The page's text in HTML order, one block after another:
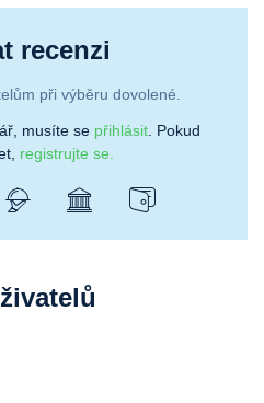
recenzi
při výběru dovolené.
musíte se přihlásit. Pokud
registrujte se.